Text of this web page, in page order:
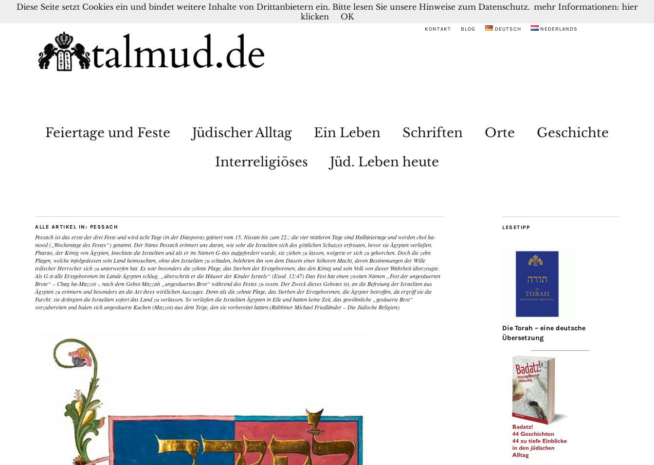
KONTAKT BLOG DEUTSCH NEDERLANDS
Feiertage und Feste Jüdischer Alltag Ein Leben Schriften Orte
Geschichte
Interreligiöses
Jüd. Leben heute
ALLE ARTIKEL IN: PESSACH
Pessach ist das erste der drei Feste und wird acht Tage (in der Diaspora) gefeiert vom 15. Nissan bis zum 22.; die vier mittleren Tage sind Halbfeiertage und werden chol ha-
moed („Wochentage des Festes“) genannt. Der Name Pessach erinnert uns daran, wie sehr die Israeliten sich des göttlichen Schutzes erfreuten, bevor sie Ägypten verließen.
Pharao, der König von Ägypten, knechtete die Israeliten und als er im Namen G-ttes aufgefordert wurde, sie ziehen zu lassen, weigerte er sich zu gehorchen. Doch die zehn
Plagen, welche infolgedessen sein Land heimsuchten, ohne den Israeliten zu schaden, belehrten ihn von dem Dasein einer höheren Macht, deren Bestimmungen der Wille
irdischer Herrscher sich zu unterwerfen hat. Es war besonders die zehnte Plage, das Sterben der Erstgeborenen, das den König und sein Volk von dieser Wahrheit überzeugte.
Als G-tt alle Erstgeborenen im Lande Ägypten schlug, „überschritt er die Häuser der Kinder Israels“ (Exod. 12:47) Das Fest hat einen zweiten Namen „Fest der ungesäuerten
Brote“ – Chag ha-Mazzot -, nach dem Gebot Mazzah „ungesäuertes Brot“ während des Festes zu essen. Der Zweck dieses Gebotes ist, an die Befreiung der Israeliten aus
Ägypten zu erinnern und besonders an die Art ihres wirklichen Auszuges. Denn als die zehnte Plage, das Sterben der Erstgeborenen, die Ägypter betroffen, da ergriff sie die
Furcht: sie drängten die Israeliten sofort das Land zu verlassen. So verließen die Israeliten Ägypten in Eile und hatten keine Zeit, das gewöhnliche „gesäuerte Brot“
vorzubereiten und buken sich ungesäuerte Kuchen (Mazzot) aus dem Teige, den sie vorbereitet hatten.(Rabbiner Michael Friedländer – Die Jüdische Religion)
LESETIPP
Die Torah – eine deutsche
Übersetzung
Diese Seite setzt Cookies ein und bindet weitere Inhalte von Drittanbietern ein. Bitte lesen Sie unsere Hinweise zum Datenschutz. mehr Informationen: hier
klicken
OK